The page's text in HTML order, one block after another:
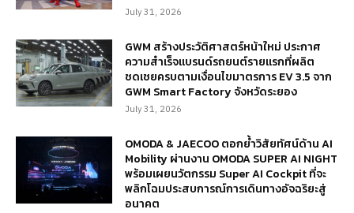
July 31, 2026
GWM สร้างประวัติศาสตร์หน้าใหม่ ประกาศ
ความสำเร็จแบรนด์รถยนต์รายแรกที่ผลิต
ชดเชยครบตามเงื่อนไขมาตรการ EV 3.5 จาก
GWM Smart Factory จังหวัดระยอง
July 31, 2026
OMODA & JAECOO ตอกย้ำวิสัยทัศน์ด้าน AI
Mobility ผ่านงาน OMODA SUPER AI NIGHT
พร้อมเผยนวัตกรรม Super AI Cockpit ที่จะ
พลิกโฉมประสบการณ์การเดินทางอัจฉริยะสู่
อนาคต